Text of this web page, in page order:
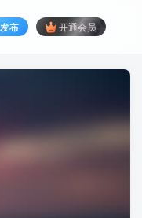
发布 开通会员